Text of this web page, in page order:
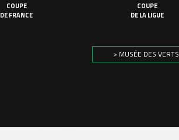
COUPE
DE FRANCE
COUPE
DE LA LIGUE
> MUSÉE DES VERTS